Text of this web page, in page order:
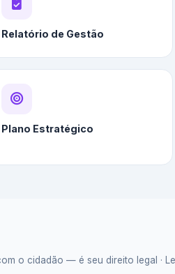
Relatório de Gestão
Plano Estratégico
cidadão — é seu direito legal · Lei